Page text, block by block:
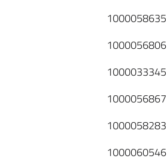
1000058635
1000056806
1000033345
1000056867
1000058283
1000060546